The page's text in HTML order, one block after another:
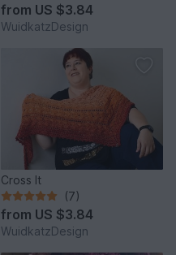
from US $3.84
WuidkatzDesign
Cross It
(7)
from US $3.84
WuidkatzDesign